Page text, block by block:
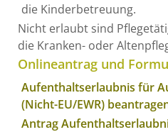
die Kinderbetreuung.
Nicht erlaubt sind
die Kranken- oder
Onlineantrag und
Aufenthaltserlaubnis für
(Nicht-EU/EWR)
Antrag